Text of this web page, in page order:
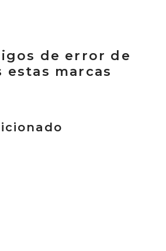
de error de
estas marcas